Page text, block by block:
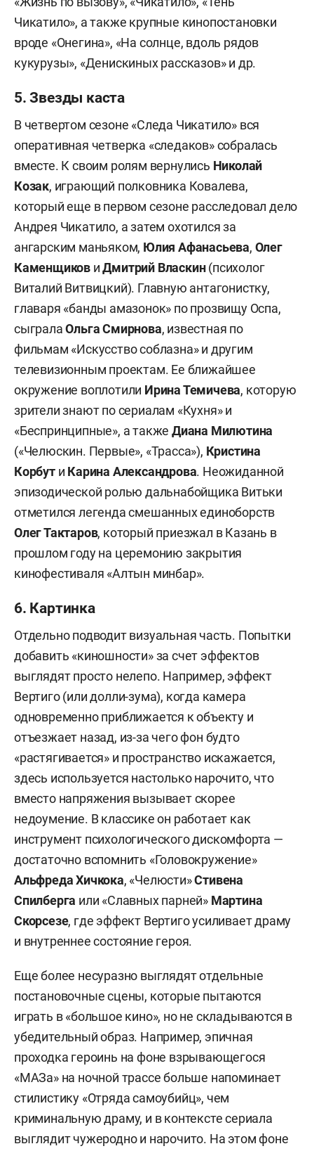
Чикатило», а также крупные кинопостановки
вроде «Онегина», «На солнце, вдоль рядов
кукурузы», «Денискиных рассказов» и др.
5. Звезды каста
В четвертом сезоне «Следа Чикатило» вся
оперативная четверка «следаков» собралась
вместе. К своим ролям вернулись Николай
Козак, играющий полковника Ковалева,
который еще в первом сезоне расследовал дело
Андрея Чикатило, а затем охотился за
ангарским маньяком, Юлия Афанасьева, Олег
Каменщиков иДмитрий Власкин(психолог
Виталий Витвицкий). Главную антагонистку,
главаря «банды амазонок» по прозвищу Оспа,
сыгралаОльга Смирнова, известная по
фильмам «Искусство соблазна» и другим
телевизионным проектам. Ее ближайшее
окружение воплотили Ирина Темичева, которую
зрители знают по сериалам «Кухня» и
«Беспринципные», а такжеДиана Милютина
(«Челюскин. Первые», «Трасса»), Кристина
Корбути Карина Александрова. Неожиданной
эпизодической ролью дальнабойщика Витьки
отметился легенда смешанных единоборств
Олег Тактаров, который приезжал в Казань в
прошлом году на церемонию закрытия
кинофестиваля «Алтын минбар».
6. Картинка
Отдельно подводит визуальная часть. Попытки
добавить «киношности» за счет эффектов
выглядят просто нелепо. Например, эффект
Вертиго (или долли-зума), когда камера
одновременно приближается к объекту и
отъезжает назад, из-за чего фон будто
«растягивается» и пространство искажается,
здесь используется настолько нарочито, что
вместо напряжения вызывает скорее
недоумение. В классике он работает как
инструмент психологического дискомфорта —
достаточно вспомнить «Головокружение»
Альфреда Хичкока, «Челюсти»Стивена
Спилберга или «Славных парней» Мартина
Скорсезе, где эффект Вертиго усиливает драму
и внутреннее состояние героя.
Еще более несуразно выглядят отдельные
постановочные сцены, которые пытаются
играть в «большое кино», но не складываются в
убедительный образ. Например, эпичная
проходка героинь на фоне взрывающегося
«МАЗа» на ночной трассе больше напоминает
стилистику «Отряда самоубийц», чем
криминальную драму, и в контексте сериала
выглядит чужеродно и нарочито. На этом фоне